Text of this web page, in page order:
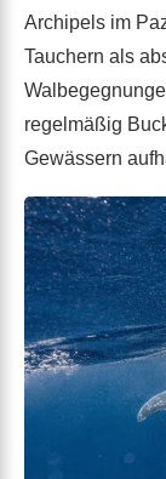
Archipels im
Tauchern als
regelmäßig
Gewässern